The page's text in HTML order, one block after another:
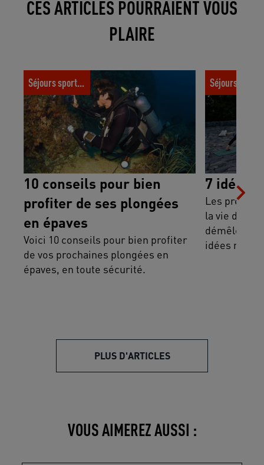
CES ARTICLES POURRAIENT VOUS
PLAIRE
10 conseils pour bien profiter de ses
plongées en épaves
Séjours sportifs
10 conseils pour bien
profiter de ses plongées
en épaves
Voici 10 conseils pour bien profiter
de vos prochaines plongées en
épaves, en toute sécurité.
7 idées
7 idées
Les
la vie dure.
démêler le
idées
PLUS D'ARTICLES
VOUS AIMEREZ AUSSI :